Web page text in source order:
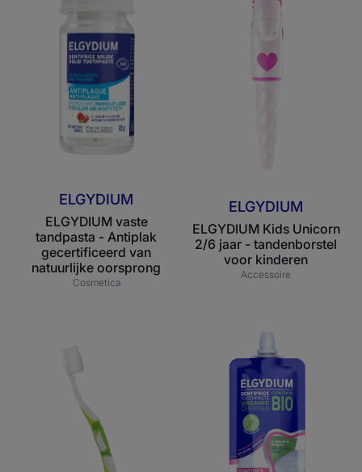
-
Antiplak
gecertificeerd
van
natuurlijke
oorsprong
ELGYDIUM
ELGYDIUM vaste
tandpasta - Antiplak
gecertificeerd van
natuurlijke oorsprong
Cosmetica
Unicorn
2/6
jaar
-
ELGYDIUM
ELGYDIUM Kids Unicorn
2/6 jaar - tandenborstel
voor kinderen
Accessoire
BIO
gecertificeerde
ontworpen
tandpasta